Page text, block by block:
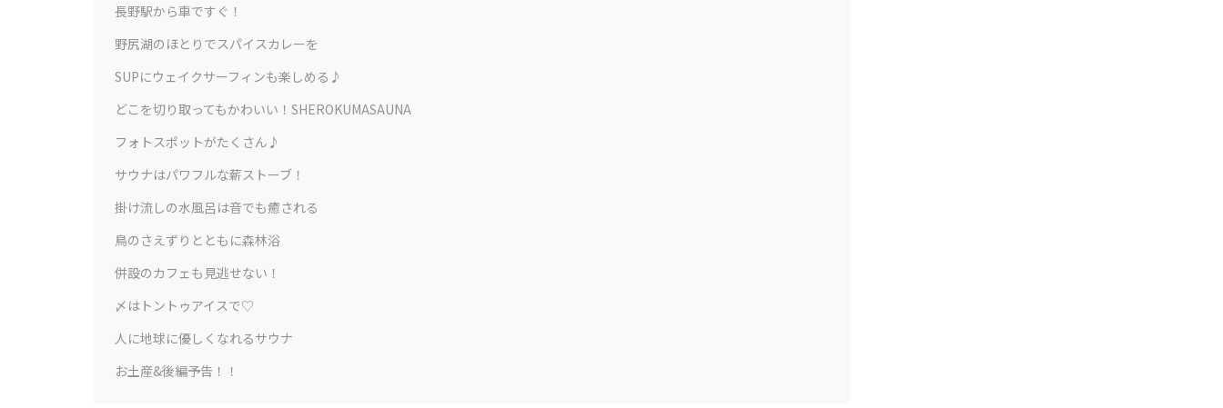
長野駅から車ですぐ！
野尻湖のほとりでスパイスカレーを
SUPにウェイクサーフィンも楽しめる♪
どこを切り取ってもかわいい！SHEROKUMASAUNA
フォトスポットがたくさん♪
サウナはパワフルな薪ストーブ！
掛け流しの水風呂は音でも癒される
鳥のさえずりとともに森林浴
併設のカフェも見逃せない！
〆はトントゥアイスで♡
人に地球に優しくなれるサウナ
お土産&後編予告！！